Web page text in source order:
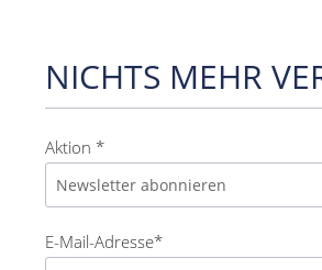
NICHTS MEHR
Aktion *
E-Mail-Adresse*